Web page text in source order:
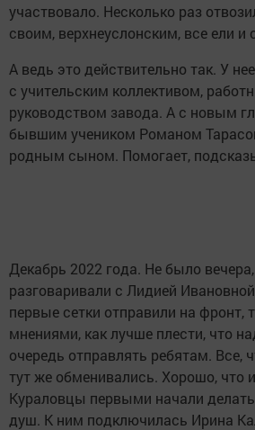
участвовало. Несколько раз
своим, верхнеуслонским, все ели и
А ведь это действительно так. У
с учительским коллективом,
руководством завода. А с новым
бывшим учеником Романом
родным сыном. Помогает,
Декабрь 2022 года. Не было
разговаривали с Лидией
первые сетки отправили на фронт,
мнениями, как лучше плести, что
очередь отправлять ребятам. Все,
тут же обменивались. Хорошо, что
Кураловцы первыми начали
душ. К ним подключилась Ирина